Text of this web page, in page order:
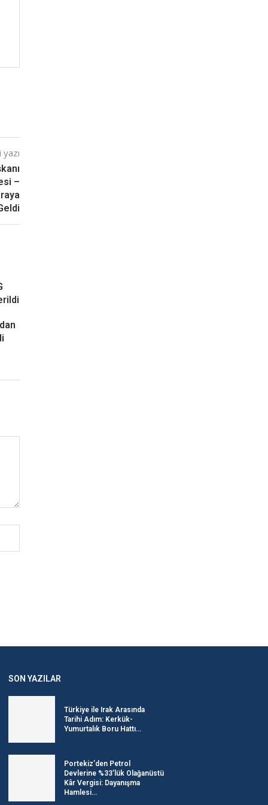
–
SON YAZILAR
Türkiye ile Irak Arasında
Tarihi Adım: Kerkük-
Yumurtalık Boru Hattı...
Portekiz’den Petrol
Devlerine %33’lük Olağanüstü
Kâr Vergisi: Dayanışma
Hamlesi...